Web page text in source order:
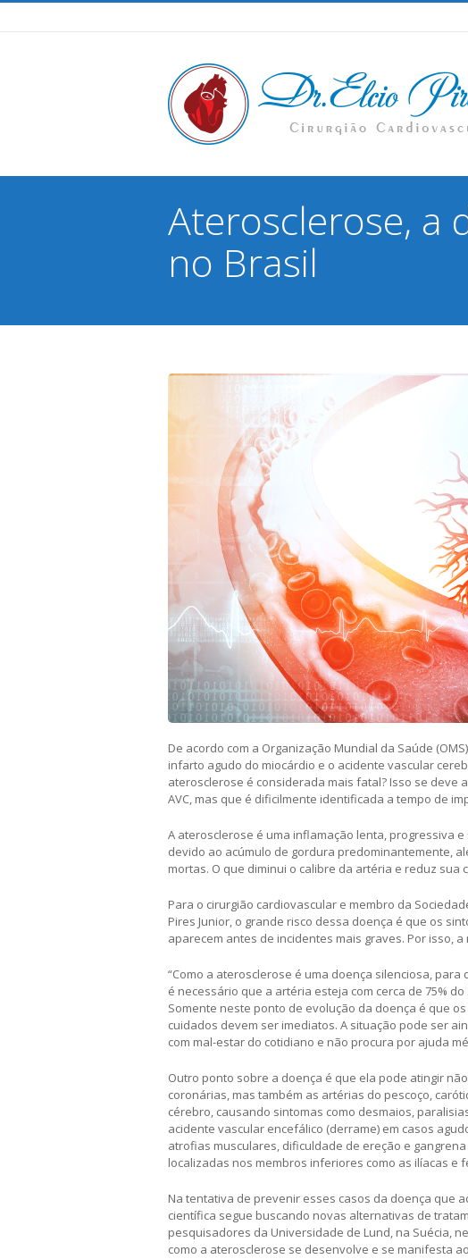
Aterosclerose, a
no Brasil
De acordo com a Organização Mundial da Saúde
infarto agudo do miocárdio e o acidente vascular
aterosclerose é considerada mais fatal? Isso se deve
AVC, mas que é dificilmente identificada a tempo de
A aterosclerose é uma inflamação lenta, progressiva
devido ao acúmulo de gordura predominantemente,
mortas. O que diminui o calibre da artéria e reduz
Para o cirurgião cardiovascular e membro da
Pires Junior, o grande risco dessa doença é que os
aparecem antes de incidentes mais graves. Por isso,
“Como a aterosclerose é uma doença silenciosa,
é necessário que a artéria esteja com cerca de 75%
Somente neste ponto de evolução da doença é que
cuidados devem ser imediatos. A situação pode ser
com mal-estar do cotidiano e não procura por ajuda
Outro ponto sobre a doença é que ela pode atingir
coronárias, mas também as artérias do pescoço,
cérebro, causando sintomas como desmaios,
acidente vascular encefálico (derrame) em casos
atrofias musculares, dificuldade de ereção e
localizadas nos membros inferiores como as ilíacas e
Na tentativa de prevenir esses casos da doença que
científica segue buscando novas alternativas de
pesquisadores da Universidade de Lund, na Suécia,
como a aterosclerose se desenvolve e se manifesta